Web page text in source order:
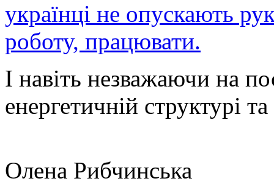
українці не опускають
роботу, працювати.
І навіть незважаючи на
енергетичній структурі
Олена Рибчинська